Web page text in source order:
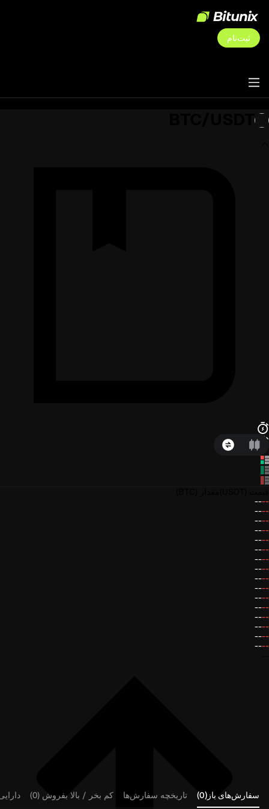
ثبت‌نام
--
--
--
--
--
--
--
--
--
--
--
--
--
--
--
--
--
--
--
--
--
--
--
--
--
--
--
--
--
--
--
--
سفارش‌های باز(0) تاریخچه سفارش‌ها کم بخر / بالا بفروش (0)